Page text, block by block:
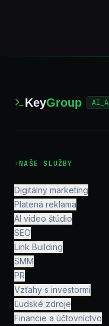
KeyGroup
›NAŠE SLUŽBY
Digitálny marketing
Platená reklama
AI video štúdio
SEO
Link Building
SMM
PR
Vzťahy s investormi
Ľudské zdroje
Financie a účtovníctvo